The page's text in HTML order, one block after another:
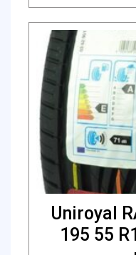
Uniroyal
195 55